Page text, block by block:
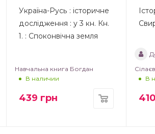
Україна-Русь : історичне
дослідження : у 3 кн. Кн.
1. : Споконвічна земля
Навчальна книга Богдан
В наличии
439 грн
В
410